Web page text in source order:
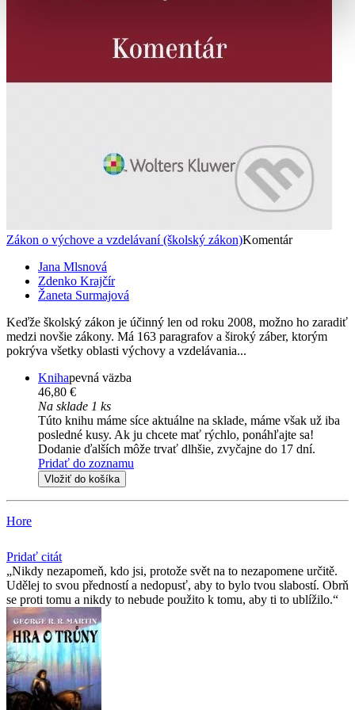
Zákon o výchove a vzdelávaní (školský zákon)Komentár
Jana Mlsnová
Zdenko Krajčír
Žaneta Surmajová
Keďže školský zákon je účinný len od roku 2008, možno ho zaradiť
medzi novšie zákony. Má 163 paragrafov a široký záber, ktorým
pokrýva všetky oblasti výchovy a vzdelávania...
Knihapevná väzba
46,80 €
Na sklade 1 ks
Túto knihu máme síce aktuálne na sklade, máme však už iba
posledné kusy. Ak ju chcete mať rýchlo, ponáhľajte sa!
Dodanie ďalších môže trvať dlhšie, zvyčajne do 17 dní.
Pridať do zoznamu
Vložiť do košíka
Hore
Pridať citát
Nikdy nezapomeň, kdo jsi, protože svět na to nezapomene určitě.
Udělej to svou předností a nedopusť, aby to bylo tvou slabostí. Obrň
se proti tomu a nikdy to nebude použito k tomu, aby ti to ublížilo.